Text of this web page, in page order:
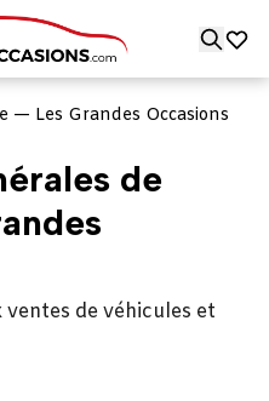
— Les Grandes Occasions
de
de véhicules et